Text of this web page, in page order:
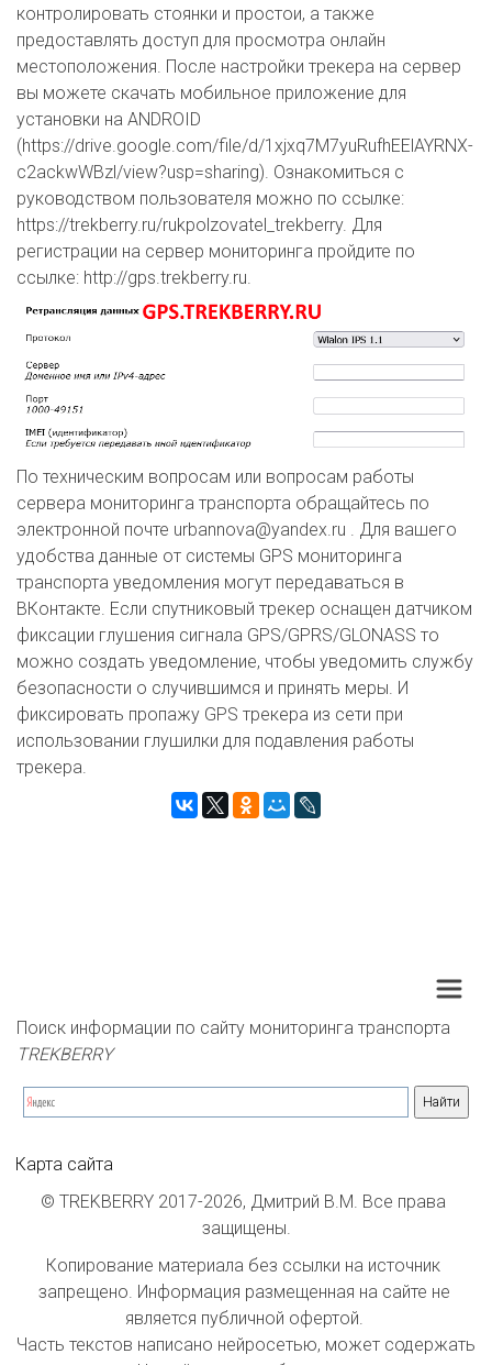
контролировать стоянки и простои, а также
предоставлять доступ для просмотра онлайн
местоположения. После настройки трекера на сервер
вы можете скачать мобильное приложение для
установки на ANDROID
(https://drive.google.com/file/d/1xjxq7M7yuRufhEElAYRNX-
c2ackwWBzl/view?usp=sharing). Ознакомиться с
руководством пользователя можно по ссылке:
https://trekberry.ru/rukpolzovatel_trekberry. Для
регистрации на сервер мониторинга пройдите по
ссылке: http://gps.trekberry.ru.
По техническим вопросам или вопросам работы
сервера мониторинга транспорта обращайтесь по
электронной почте urbannova@yandex.ru . Для вашего
удобства данные от системы GPS мониторинга
транспорта уведомления могут передаваться в
ВКонтакте. Если спутниковый трекер оснащен датчиком
фиксации глушения сигнала GPS/GPRS/GLONASS то
можно создать уведомление, чтобы уведомить службу
безопасности о случившимся и принять меры. И
фиксировать пропажу GPS трекера из сети при
использовании глушилки для подавления работы
трекера.
Поиск информации по сайту мониторинга транспорта
TREKBERRY
Карта сайта
© TREKBERRY 2017-2026, Дмитрий В.М. Все права
защищены.
Копирование материала без ссылки на источник
запрещено. Информация размещенная на сайте не
является публичной офертой.
Часть текстов написано нейросетью, может содержать